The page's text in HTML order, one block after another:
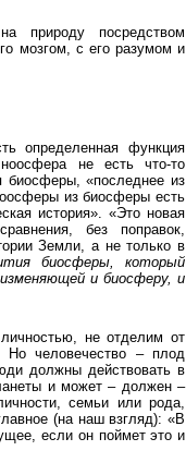
природу посредством
мозгом, с его разумом и
определенная функция
не есть что-то
биосферы, «последнее из
из биосферы есть
история». «Это новая
без поправок,
Земли, а не только в
биосферы, который
и биосферу, и
не отделим от
Но человечество – плод
должны действовать в
и может – должен –
семьи или рода,
(на наш взгляд): «В
если он поймет это и